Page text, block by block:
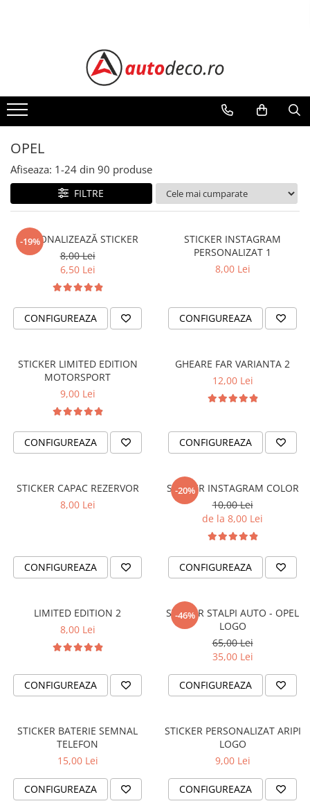
ALFA ROMEO
BMW
CHEVROLET
CITROEN
DACIA
FORD
HONDA
MAZDA
MERCEDES
PEUGEOT
RENAULT
VOLKSWAGEN
VOLVO
STALPI MARCI AUTO
STICKERE STALPI SI GEAM MIC
STICKERE CAMUFLAJ
STICKERE CAMIOANE
IVECO
MAN
RENAULT CAMIOANE
VOLVO CAMIOANE
18+ STICKER
OPEL
Afiseaza: 1-24 din 90 produse
FILTRE
-19%
PERSONALIZEAZĂ STICKER
8,00 Lei
6,50 Lei
CONFIGUREAZA
STICKER INSTAGRAM
PERSONALIZAT 1
8,00 Lei
CONFIGUREAZA
STICKER LIMITED EDITION
MOTORSPORT
9,00 Lei
CONFIGUREAZA
GHEARE FAR VARIANTA 2
12,00 Lei
CONFIGUREAZA
STICKER CAPAC REZERVOR
8,00 Lei
CONFIGUREAZA
-20%
STICKER INSTAGRAM COLOR
10,00 Lei
de la 8,00 Lei
CONFIGUREAZA
LIMITED EDITION 2
8,00 Lei
CONFIGUREAZA
-46%
STICKER STALPI AUTO - OPEL
LOGO
65,00 Lei
35,00 Lei
CONFIGUREAZA
STICKER BATERIE SEMNAL
TELEFON
15,00 Lei
CONFIGUREAZA
STICKER PERSONALIZAT ARIPI
LOGO
9,00 Lei
CONFIGUREAZA